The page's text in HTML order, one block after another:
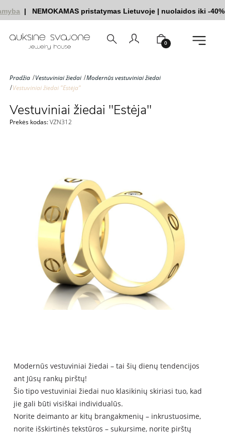
| NEMOKAMAS pristatymas Lietuvoje|nuolaidos iki -40%|
0
Pradžia Vestuviniai žiedai
Modernūs vestuviniai žiedai
Vestuviniai žiedai "Estėja"
Vestuviniai žiedai "Estėja"
Prekės kodas:VZN312
Modernūs vestuviniai žiedai – tai šių dienų tendencijos
ant Jūsų rankų pirštų!
Šio tipo vestuviniai žiedai nuo klasikinių skiriasi tuo, kad
jie gali būti visiškai individualūs.
Norite deimanto ar kitų brangakmenių – inkrustuosime,
norite išskirtinės tekstūros – sukursime, norite pirštų